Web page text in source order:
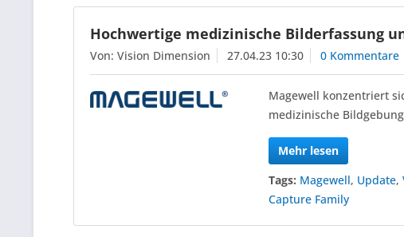
Hochwertige medizinische Bilderfassung
Von: Vision Dimension 27.04.23 10:30 0 Kommentare
Magewell konzentriert
medizinische
Mehr lesen
Tags: Magewell, Update,
Capture Family